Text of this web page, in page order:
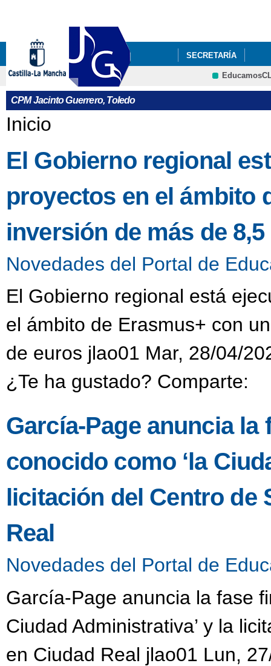
SECRETARÍA
CPM Jacinto Guerrero, Toledo
Se encuentra usted aquí
Inicio
El Gobierno regional
proyectos en el ámbito
inversión de más de
Novedades del Portal de
El Gobierno regional está
el ámbito de Erasmus+ con
de euros jlao01 Mar, 28/04/
¿Te ha gustado? Comparte:
García-Page anuncia
conocido como ‘la
licitación del Centro de
Real
Novedades del Portal de
García-Page anuncia la fase
Ciudad Administrativa’ y la
en Ciudad Real jlao01 Lun,